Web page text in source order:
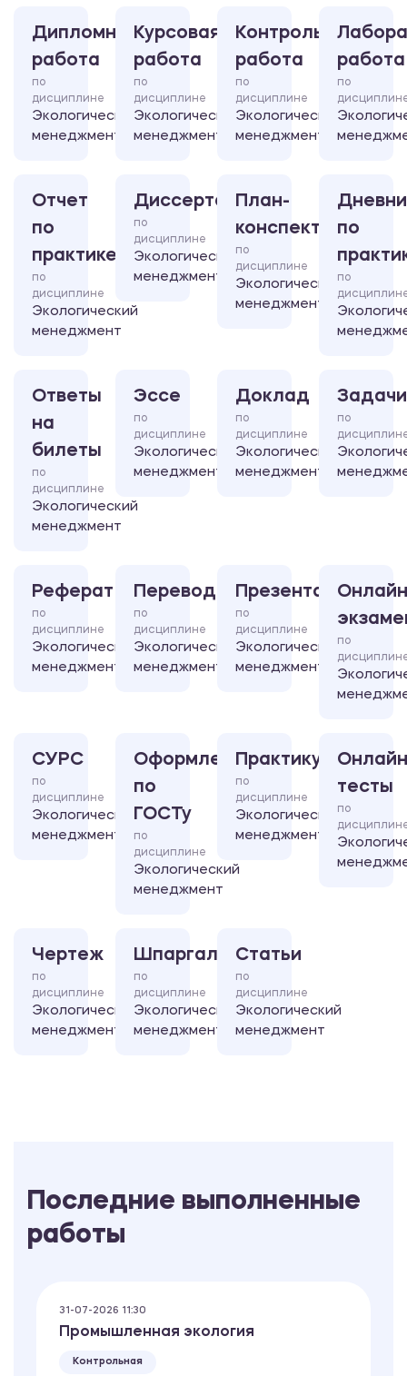
Дипломная
работа
по
дисциплине
Экологический
менеджмент
Курсовая
работа
по
дисциплине
Экологический
менеджмент
Контрольная
работа
по
дисциплине
Экологический
менеджмент
работа
по
Отчет
по
практике
по
дисциплине
Экологический
менеджмент
Диссертация
по
дисциплине
Экологический
менеджмент
План-
конспект
по
дисциплине
Экологический
менеджмент
по
по
Ответы
на
билеты
по
дисциплине
Экологический
менеджмент
Эссе
по
дисциплине
Экологический
менеджмент
Доклад
по
дисциплине
Экологический
менеджмент
Задачи
по
Реферат
по
дисциплине
Экологический
менеджмент
Перевод
по
дисциплине
Экологический
менеджмент
Презентация
по
дисциплине
Экологический
менеджмент
по
СУРС
по
дисциплине
Экологический
менеджмент
Оформление
по
ГОСТу
по
дисциплине
Экологический
менеджмент
Практикум
по
дисциплине
Экологический
менеджмент
тесты
по
Чертеж
по
дисциплине
Экологический
менеджмент
Шпаргалка
по
дисциплине
Экологический
менеджмент
Статьи
по
дисциплине
Экологический
менеджмент
Последние выполненные
работы
31-07-2026 11:30
Промышленная экология
Контрольная